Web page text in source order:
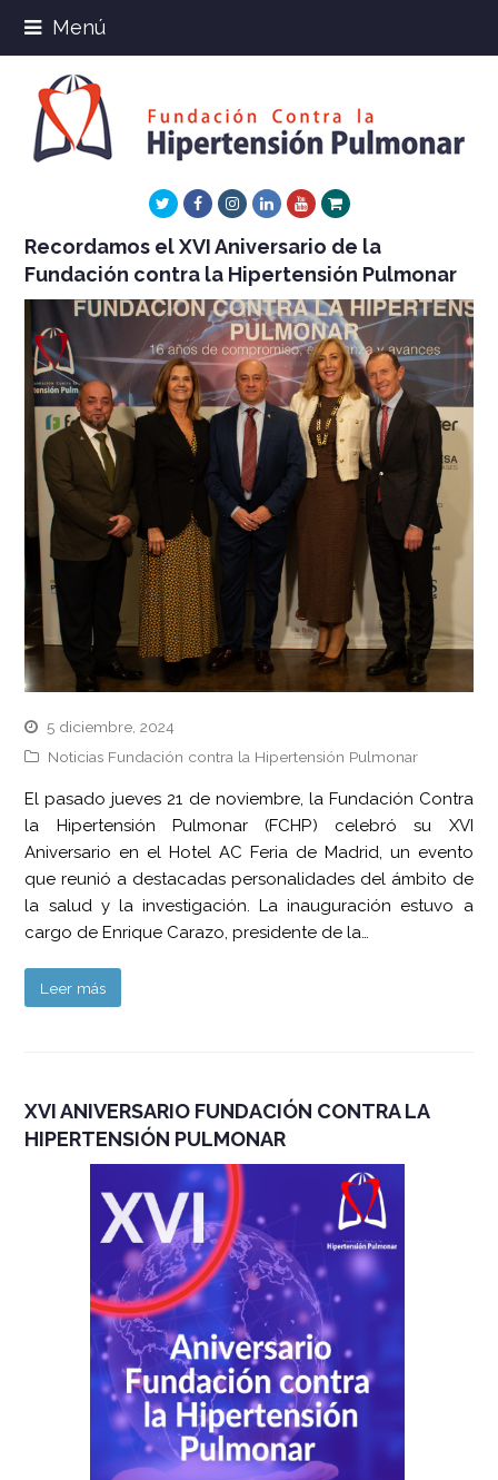
Menú
TwitterFacebookInstagram
LinkedInYoutube
Xing
Recordamos el XVI Aniversario de la
Fundación contra la Hipertensión Pulmonar
5 diciembre, 2024
Noticias Fundación contra la Hipertensión Pulmonar
El pasado jueves 21 de noviembre, la Fundación Contra
la Hipertensión Pulmonar (FCHP) celebró su XVI
Aniversario en el Hotel AC Feria de Madrid, un evento
que reunió a destacadas personalidades del ámbito de
la salud y la investigación. La inauguración estuvo a
cargo de Enrique Carazo, presidente de la…
Leer más
XVI ANIVERSARIO FUNDACIÓN CONTRA LA
HIPERTENSIÓN PULMONAR